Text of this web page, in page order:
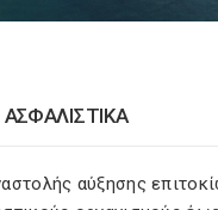
ΑΣΦΑΛΙΣΤΙΚΑ
αύξησης